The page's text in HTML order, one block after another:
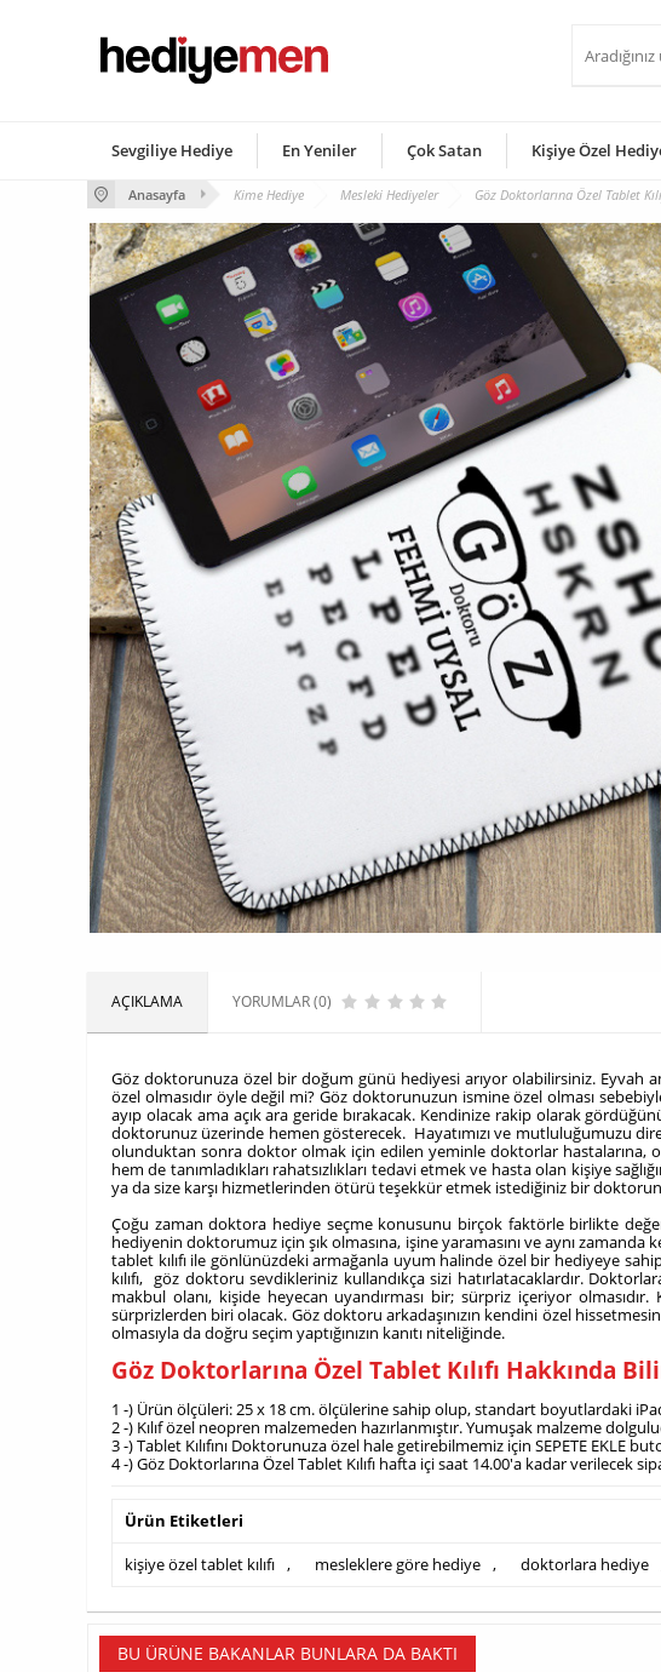
Sevgiliye Hediye En Yeniler Çok Satan Kişiye Özel
Anasayfa Kime Hediye Mesleki Hediyeler Göz Doktorlarına Özel Tablet
AÇIKLAMA YORUMLAR (0)
Göz doktorunuza özel bir doğum günü hediyesi arıyor olabilirsiniz. Eyvah
özel olmasıdır öyle değil mi? Göz doktorunuzun ismine özel olması
ayıp olacak ama açık ara geride bırakacak. Kendinize rakip olarak
doktorunuz üzerinde hemen gösterecek. Hayatımızı ve mutluluğumuzu
olunduktan sonra doktor olmak için edilen yeminle doktorlar hastalarına,
hem de tanımladıkları rahatsızlıkları tedavi etmek ve hasta olan kişiye
ya da size karşı hizmetlerinden ötürü teşekkür etmek istediğiniz bir
Çoğu zaman doktora hediye seçme konusunu birçok faktörle birlikte
hediyenin doktorumuz için şık olmasına, işine yaramasını ve aynı
tablet kılıfı ile gönlünüzdeki armağanla uyum halinde özel bir hediyeye
kılıfı, göz doktoru sevdikleriniz kullandıkça sizi hatırlatacaklardır.
makbul olanı, kişide heyecan uyandırması bir; sürpriz içeriyor
sürprizlerden biri olacak. Göz doktoru arkadaşınızın kendini özel
olmasıyla da doğru seçim yaptığınızın kanıtı niteliğinde.
Göz Doktorlarına Özel Tablet Kılıfı Hakkında
1 -) Ürün ölçüleri: 25 x 18 cm. ölçülerine sahip olup, standart boyutlardaki
2 -) Kılıf özel neopren malzemeden hazırlanmıştır. Yumuşak malzeme
3 -) Tablet Kılıfını Doktorunuza özel hale getirebilmemiz için SEPETE EKLE
4 -) Göz Doktorlarına Özel Tablet Kılıfı hafta içi saat 14.00'a kadar verilecek
Ürün Etiketleri
kişiye özel tablet kılıfı , mesleklere göre hediye , doktorlara hediye
BU ÜRÜNE BAKANLAR BUNLARA DA BAKTI